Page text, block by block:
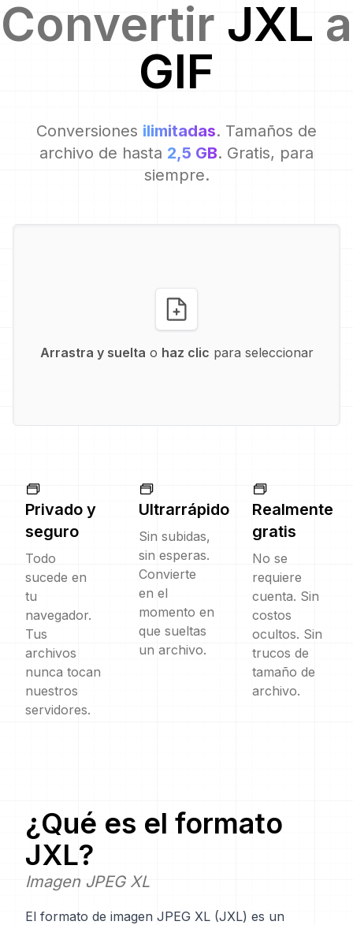
Convertir JXL a
GIF
Conversiones ilimitadas. Tamaños de
archivo de hasta 2,5 GB. Gratis, para
siempre.
Arrastra y suelta o haz clic para seleccionar
Privado y
seguro
Todo
sucede en
tu
navegador.
Tus
archivos
nunca tocan
nuestros
servidores.
Ultrarrápido
Sin subidas,
sin esperas.
Convierte
en el
momento en
que sueltas
un archivo.
Realmente
gratis
No se
requiere
cuenta. Sin
costos
ocultos. Sin
trucos de
tamaño de
archivo.
¿Qué es el formato
JXL?
Imagen JPEG XL
El formato de imagen JPEG XL (JXL) es un